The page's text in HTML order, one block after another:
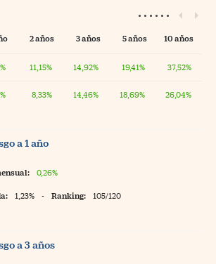
2 años 3 años 5 años 10 años
11,15% 14,92% 19,41% 37,52%
8,33% 14,46% 18,69% 26,04%
a 1 año
0,26%
1,23% - Ranking: 105/120
a 3 años